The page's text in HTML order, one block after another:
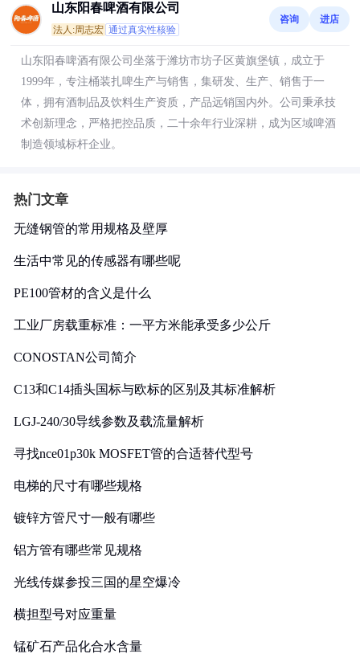
山东阳春啤酒有限公司
法人:周志宏 通过真实性核验
咨询 进店
山东阳春啤酒有限公司坐落于潍坊市坊子区黄旗堡镇，成立于
1999年，专注桶装扎啤生产与销售，集研发、生产、销售于一
体，拥有酒制品及饮料生产资质，产品远销国内外。公司秉承技
术创新理念，严格把控品质，二十余年行业深耕，成为区域啤酒
制造领域标杆企业。
热门文章
无缝钢管的常用规格及壁厚
生活中常见的传感器有哪些呢
PE100管材的含义是什么
工业厂房载重标准：一平方米能承受多少公斤
CONOSTAN公司简介
C13和C14插头国标与欧标的区别及其标准解析
LGJ-240/30导线参数及载流量解析
寻找nce01p30k MOSFET管的合适替代型号
电梯的尺寸有哪些规格
镀锌方管尺寸一般有哪些
铝方管有哪些常见规格
光线传媒参投三国的星空爆冷
横担型号对应重量
锰矿石产品化合水含量